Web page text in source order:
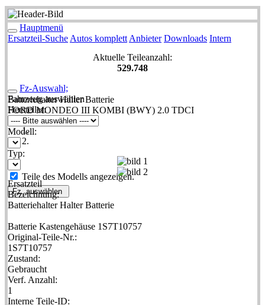
Hauptmenü
Ersatzteil-Suche Autos komplett Anbieter Downloads Intern
Aktuelle Teileanzahl:
529.748
Fz-Auswahl;
Fahrzeug auswählen
Hersteller:
Modell:
Typ:
Teile des Modells angezeigen.
Fz. auswählen
Batteriehalter Halter Batterie
FORD MONDEO III KOMBI (BWY) 2.0 TDCI
Ersatzteil
Bezeichnung:
Batteriehalter Halter Batterie
Batterie Kastengehäuse 1S7T10757
Original-Teile-Nr.:
1S7T10757
Zustand:
Gebraucht
Verf. Anzahl:
1
Interne Teile-ID: